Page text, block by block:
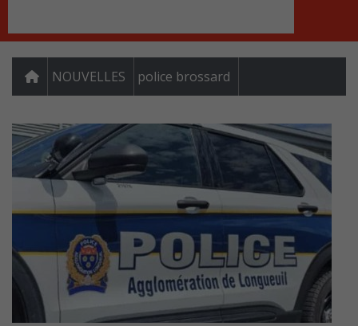
NOUVELLES police brossard